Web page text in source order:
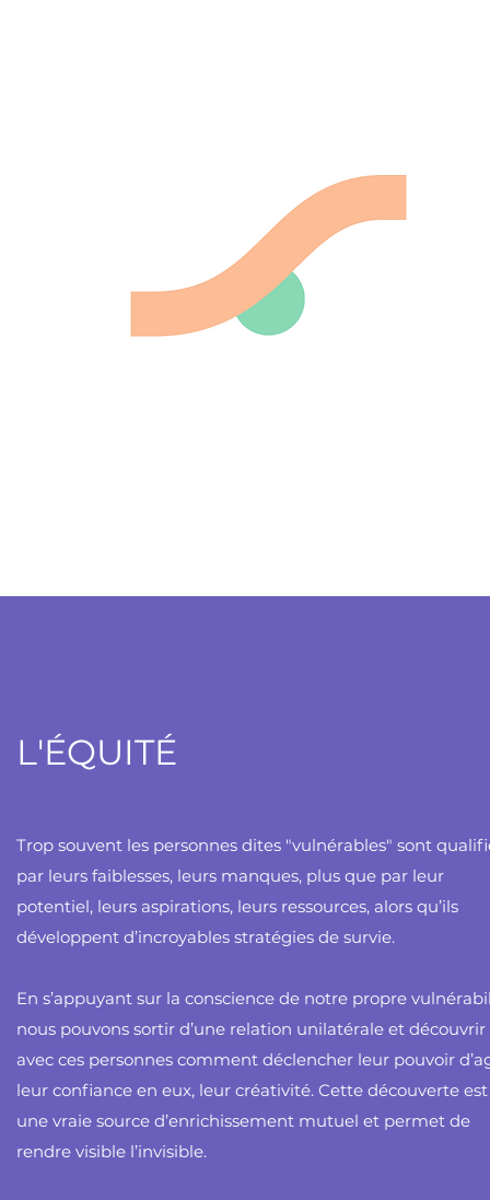
L'ÉQUITÉ
Trop souvent les personnes dites "vulnérables" sont
par leurs faiblesses, leurs manques, plus que par leur
potentiel, leurs aspirations, leurs ressources, alors qu’ils
développent d’incroyables stratégies de survie.
En s’appuyant sur la conscience de notre propre
nous pouvons sortir d’une relation unilatérale et découvrir
avec ces personnes comment déclencher leur pouvoir
leur confiance en eux, leur créativité. Cette découverte est
une vraie source d’enrichissement mutuel et permet de
rendre visible l’invisible.